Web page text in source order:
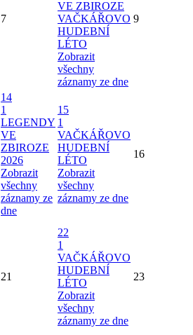
7
VE ZBIROZE
VAČKÁŘOVO
HUDEBNÍ
LÉTO
Zobrazit
všechny
záznamy ze dne
9
14
1
LEGENDY
VE
ZBIROZE
2026
Zobrazit
všechny
záznamy ze
dne
15
1
VAČKÁŘOVO
HUDEBNÍ
LÉTO
Zobrazit
všechny
záznamy ze dne
16
21
22
1
VAČKÁŘOVO
HUDEBNÍ
LÉTO
Zobrazit
všechny
záznamy ze dne
23